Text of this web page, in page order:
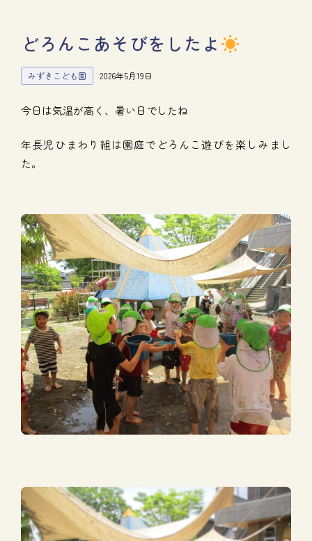
どろんこあそびをしたよ
みずきこども園 2026年5月19日
今日は気温が高く、暑い日でしたね
年長児ひまわり組は園庭でどろんこ遊びを楽しみまし
た。